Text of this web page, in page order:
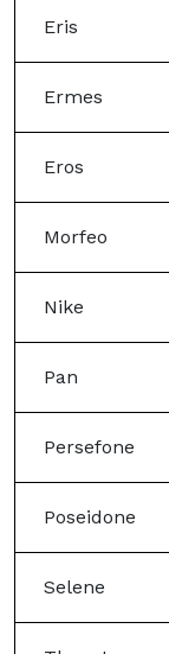
Eris
Ermes
Eros
Morfeo
Nike
Pan
Persefone
Poseidone
Selene